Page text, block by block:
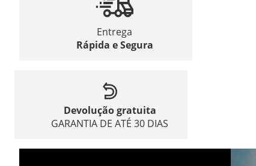
Entrega
Rápida e Segura
Devolução gratuita
GARANTIA DE ATÉ 30 DIAS